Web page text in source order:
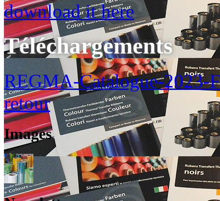
download it here
Téléchargements
REGMA-Catalogue-2023-
retour
Images